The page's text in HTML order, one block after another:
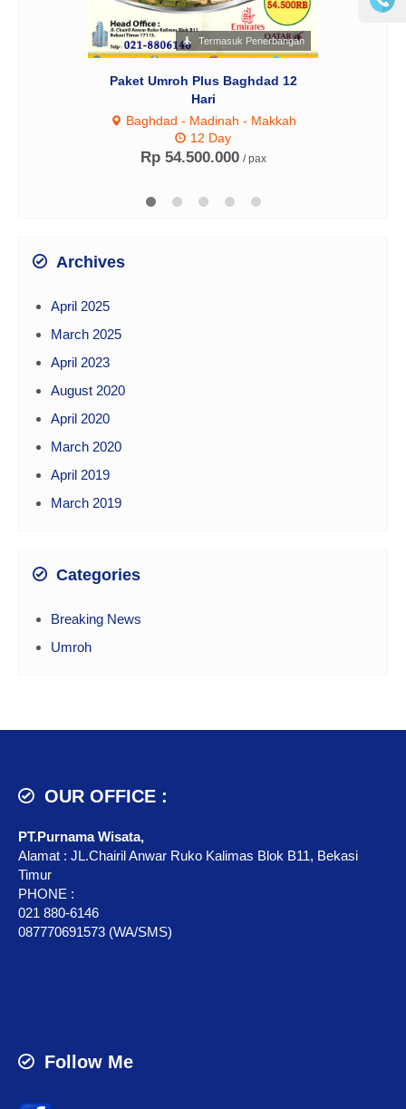
Termasuk Penerbangan
Paket Umroh Plus Baghdad 12
Hari
Baghdad - Madinah - Makkah
12 Day
Rp 54.500.000 / pax
Archives
April 2025
March 2025
April 2023
August 2020
April 2020
March 2020
April 2019
March 2019
Categories
Breaking News
Umroh
OUR OFFICE :
PT.Purnama Wisata,
Alamat : JL.Chairil Anwar Ruko Kalimas Blok B11, Bekasi
Timur
PHONE :
021 880-6146
087770691573 (WA/SMS)
Follow Me